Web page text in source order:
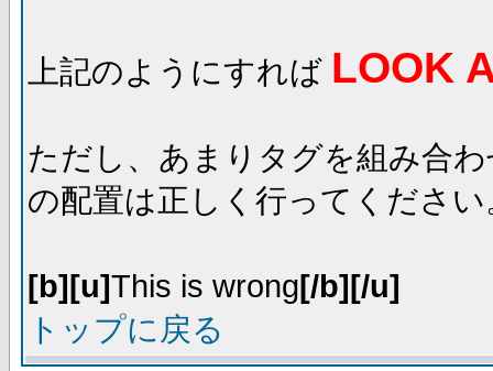
上記のようにすれば LOOK
ただし、あまりタグを組み合
の配置は正しく行ってくださ
[b][u]This is wrong[/b][/u]
トップに戻る